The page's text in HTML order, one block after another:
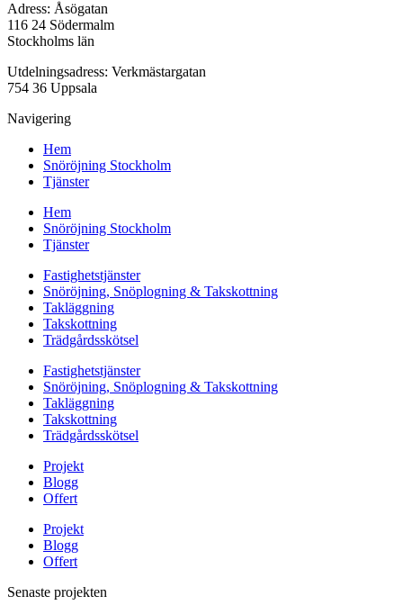
Adress: Åsögatan
116 24 Södermalm
Stockholms län
Utdelningsadress: Verkmästargatan
754 36 Uppsala
Navigering
Hem
Snöröjning Stockholm
Tjänster
Hem
Snöröjning Stockholm
Tjänster
Fastighetstjänster
Snöröjning, Snöplogning & Takskottning
Takläggning
Takskottning
Trädgårdsskötsel
Fastighetstjänster
Snöröjning, Snöplogning & Takskottning
Takläggning
Takskottning
Trädgårdsskötsel
Projekt
Blogg
Offert
Projekt
Blogg
Offert
Senaste projekten